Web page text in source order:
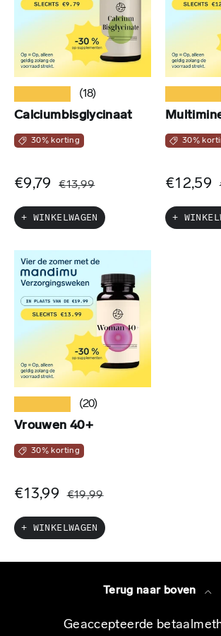
(18)
Calciumbisglycinaat
30% korting
€9,79 €13,99
+ WINKELWAGEN
30%
€12,59
+
(20)
Vrouwen 40+
30% korting
€13,99 €19,99
+ WINKELWAGEN
Terug naar boven
Geaccepteerde